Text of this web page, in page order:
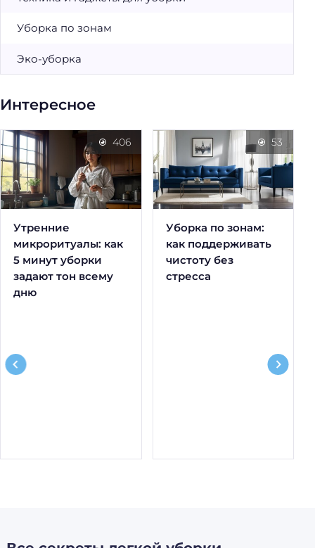
Уборка по зонам
Эко-уборка
Интересное
Утренние
микроритуалы: как
5 минут уборки
задают тон всему
дню
406
Уборка по зонам:
как поддерживать
чистоту без
стресса
53